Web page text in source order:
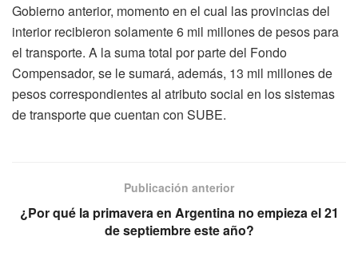
Gobierno anterior, momento en el cual las provincias del
interior recibieron solamente 6 mil millones de pesos para
el transporte. A la suma total por parte del Fondo
Compensador, se le sumará, además, 13 mil millones de
pesos correspondientes al atributo social en los sistemas
de transporte que cuentan con SUBE.
Publicación anterior
¿Por qué la primavera en Argentina no empieza el 21
de septiembre este año?